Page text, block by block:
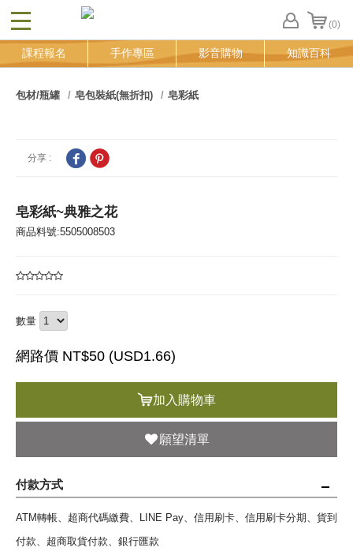
CLOSE (0)
FB
登
課程報名 手作專區 影音購物 知識百科
包材/瓶罐 皂包裝紙(無折扣) 皂彩紙
分享 :
皂彩紙~典雅之花
商品料號:5505008503
數量
網路價 NT$50 (USD1.66)
加入購物車
願望清單
付款方式
ATM轉帳、超商代碼繳費、LINE Pay、信用刷卡、信用刷卡分期、貨到
付款、超商取貨付款、銀行匯款